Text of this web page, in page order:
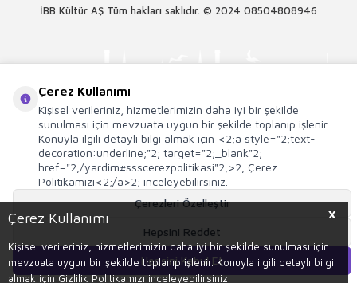
X
Çerez Kullanımı
Kişisel verileriniz, hizmetlerimizin daha iyi bir şekilde sunulması için
mevzuata uygun bir şekilde toplanıp işlenir. Konuyla ilgili detaylı bilgi
almak için Gizlilik Politikamızı inceleyebilirsiniz.
Sepete Ekle
İBB Kültür AŞ Tüm hakları saklıdır. © 2024 08504808946
E-Ticaret Sistemleriyle Hazırlanmıştır.
Çerez Kullanımı
Kişisel verileriniz, hizmetlerimizin daha iyi bir şekilde
sunulması için mevzuata uygun bir şekilde toplanıp işlenir.
Konuyla ilgili detaylı bilgi almak için <2;a style="2;text-
decoration:underline;"2; target="2;_blank"2;
href="2;/yardim#ssscerezpolitikasi"2;>2; Çerez
Politikamızı<2;/a>2; inceleyebilirsiniz.
Çerezleri Özelleştir
Hepsini Reddet
Hepsini Kabul Et